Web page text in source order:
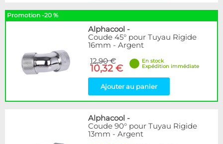
Promotion -20 %
Alphacool -
Coude 45° pour Tuyau Rigide
16mm - Argent
12,90 €
10,32 €
En stock
Expédition immédiate
Ajouter au panier
Alphacool -
Coude 90° pour Tuyau Rigide
13mm - Argent